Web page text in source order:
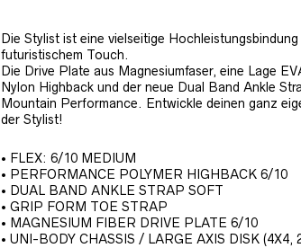
Die Stylist ist eine vielseitige
futuristischem Touch.
Die Drive Plate aus Magnesiumfaser, eine Lage
Nylon Highback und der neue Dual Band Ankle
Mountain Performance. Entwickle deinen ganz
der Stylist!
• FLEX: 6/10 MEDIUM
• PERFORMANCE POLYMER HIGHBACK 6/10
• DUAL BAND ANKLE STRAP SOFT
• GRIP FORM TOE STRAP
• MAGNESIUM FIBER DRIVE PLATE 6/10
• UNI-BODY CHASSIS / LARGE AXIS DISK (4X4,